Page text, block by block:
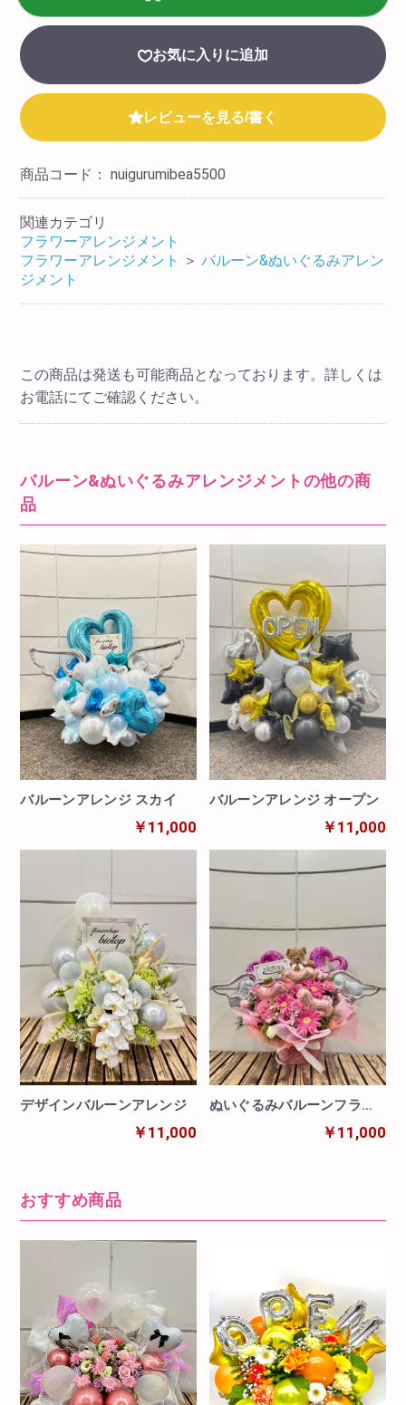
お気に入りに追加
レビューを見る/書く
商品コード：nuigurumibea5500
関連カテゴリ
フラワーアレンジメント
フラワーアレンジメント
＞ バルーン&ぬいぐるみアレン
ジメント
この商品は発送も可能商品となっております。詳しくは
お電話にてご確認ください。
バルーン&ぬいぐるみアレンジメントの他の商
品
バルーンアレンジ スカイ
￥11,000
バルーンアレンジ オープン
￥11,000
デザインバルーンアレンジ
￥11,000
ぬいぐるみバルーンフラワ
￥11,000
おすすめ商品